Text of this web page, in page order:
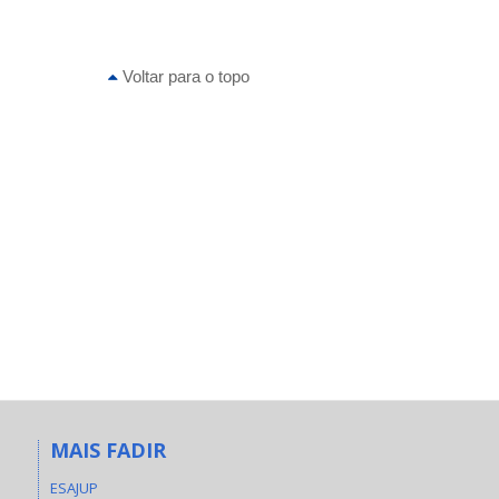
Voltar para o topo
MAIS FADIR
ESAJUP